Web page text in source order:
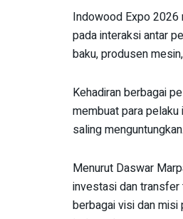
Indowood Expo 2026
pada interaksi antar
baku, produsen
Kehadiran berbagai
membuat para
saling menguntungkan.
Menurut Daswar
investasi dan
berbagai visi dan